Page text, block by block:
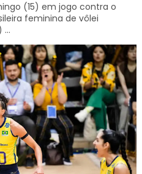
(15) em jogo contra o
feminina de vôlei